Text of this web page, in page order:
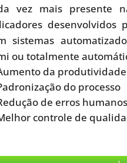
vez mais presente
desenvolvidos
sistemas
ou totalmente
da produtividade
do processo
de erros humanos
controle de